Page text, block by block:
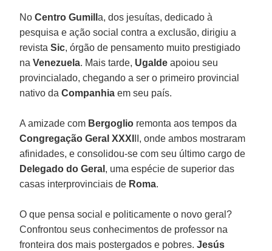
NoCentro Gumilla, dos jesuítas, dedicado à
pesquisa e ação social contra a exclusão, dirigiu a
revistaSic, órgão de pensamento muito prestigiado
naVenezuela. Mais tarde, Ugalde apoiou seu
provincialado, chegando a ser o primeiro provincial
nativo daCompanhia em seu país.
A amizade com Bergoglio remonta aos tempos da
Congregação Geral XXXI
II, onde ambos mostraram
afinidades, e consolidou-se com seu último cargo de
Delegado do Geral , uma espécie de superior das
casas interprovinciais de Roma.
O que pensa social e politicamente o novo geral?
Confrontou seus conhecimentos de professor na
fronteira dos mais postergados e pobres.Jesús